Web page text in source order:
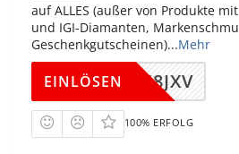
auf ALLES (außer von Produkte
und IGI-Diamanten,
Geschenkgutscheinen)...Mehr
CMLM8JXV
EINLÖSEN
100% ERFOLG